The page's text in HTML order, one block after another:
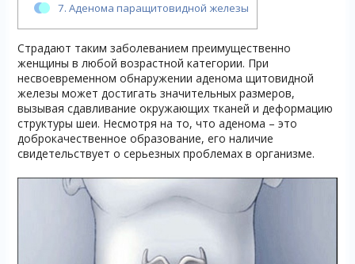
7. Аденома паращитовидной железы
Страдают таким заболеванием преимущественно
женщины в любой возрастной категории. При
несвоевременном обнаружении аденома щитовидной
железы может достигать значительных размеров,
вызывая сдавливание окружающих тканей и деформацию
структуры шеи. Несмотря на то, что аденома – это
доброкачественное образование, его наличие
свидетельствует о серьезных проблемах в организме.